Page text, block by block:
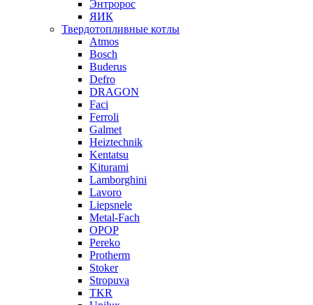
Энтророс
ЯИК
Твердотопливные котлы
Atmos
Bosch
Buderus
Defro
DRAGON
Faci
Ferroli
Galmet
Heiztechnik
Kentatsu
Kiturami
Lamborghini
Lavoro
Liepsnele
Metal-Fach
OPOP
Pereko
Protherm
Stoker
Stropuva
TKR